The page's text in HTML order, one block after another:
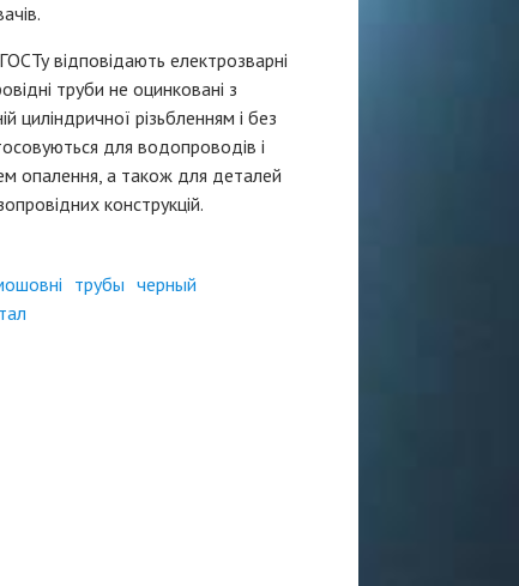
відповідають електрозварні
труби не оцинковані з
циліндричної різьбленням і без
для водопроводів і
опалення, а також для деталей
конструкцій.
трубы черный